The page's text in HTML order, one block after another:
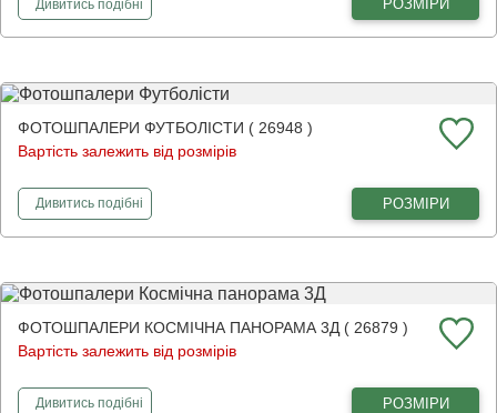
Дивитись подібні РОЗМІРИ
ФОТОШПАЛЕРИ ФУТБОЛІСТИ ( 26948 )
Вартість залежить від розмірів
Дивитисьфотошпалери
подібні РОЗМІРИ
ФОТОШПАЛЕРИ КОСМІЧНА ПАНОРАМА 3Д ( 26879 )
Вартість залежить від розмірів
Дивитисьфотошпалери
подібні РОЗМІРИ